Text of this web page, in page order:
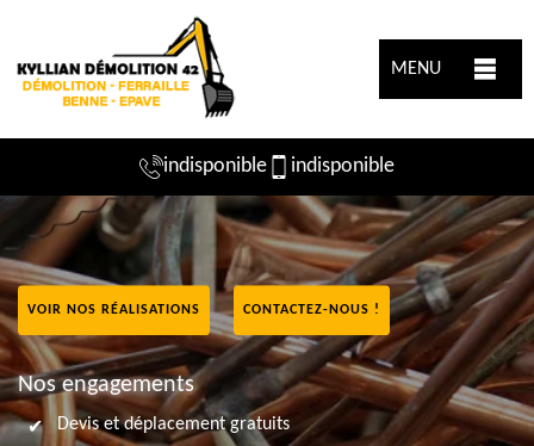
MENU
indisponible indisponible
VOIR NOS RÉALISATIONS CONTACTEZ-NOUS !
Nos engagements
Devis et déplacement gratuits